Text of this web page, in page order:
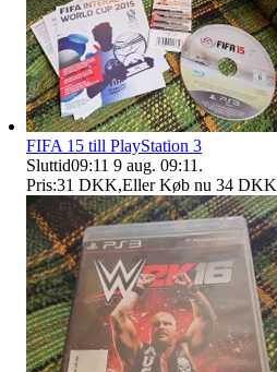
FIFA 15 till PlayStation 3
Sluttid09:11 9 aug. 09:11 .
Pris:31 DKK,Eller Køb nu 34 DKK